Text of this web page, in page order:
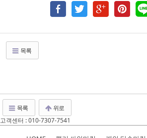
목록
목록
위로
고객센터 : 010-7307-7541